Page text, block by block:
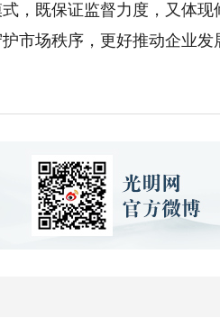
，既保证监督力度，又体
市场秩序，更好推动企业发